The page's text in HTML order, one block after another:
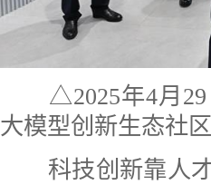
△2025年4月29
大模型创新生态社区
科技创新靠人才